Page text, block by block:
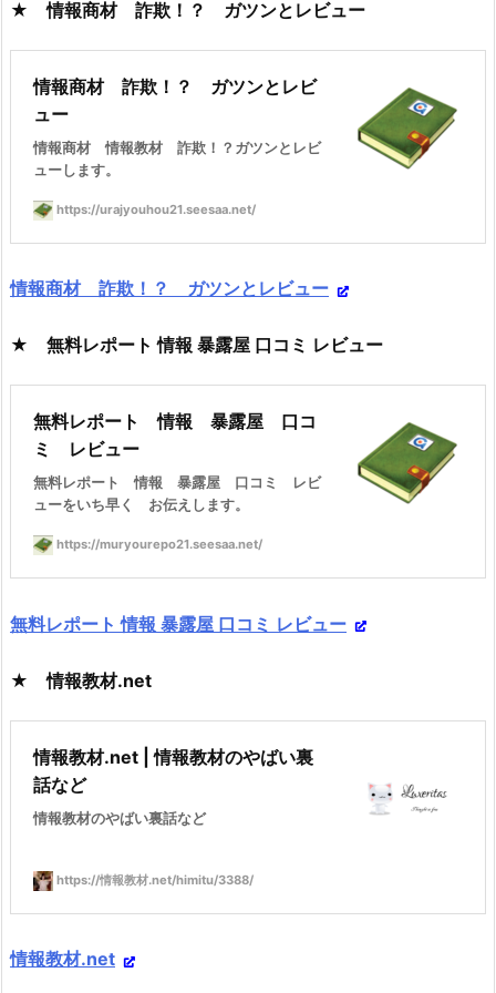
★ 情報商材 詐欺！？ ガツンとレビュー
情報商材 詐欺！？ ガツンとレビ
ュー
情報商材 情報教材 詐欺！？ガツンとレビ
ューします。
https://urajyouhou21.seesaa.net/
情報商材 詐欺！？ ガツンとレビュー
★ 無料レポート 情報 暴露屋 口コミ レビュー
無料レポート 情報 暴露屋 口コ
ミ レビュー
無料レポート 情報 暴露屋 口コミ レビ
ューをいち早く お伝えします。
https://muryourepo21.seesaa.net/
無料レポート 情報 暴露屋 口コミ レビュー
★ 情報教材.net
情報教材.net | 情報教材のやばい裏
話など
情報教材のやばい裏話など
https://情報教材.net/himitu/3388/
情報教材.net